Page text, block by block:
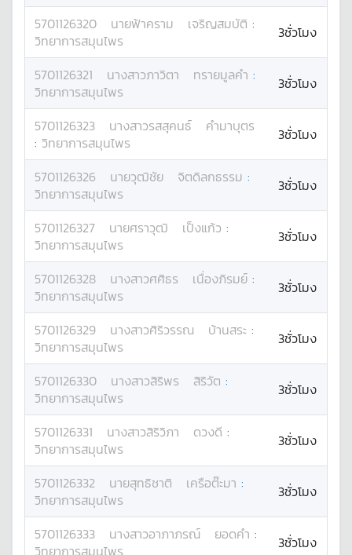
5701126320 นายฟ้าคราม เจริญสมบัติ :
วิทยาการสมุนไพร
3ชั่วโมง
5701126321 นางสาวภาวิตา ทรายมูลคำ :
วิทยาการสมุนไพร
3ชั่วโมง
5701126323 นางสาวรสสุคนธ์
คำมาบุตร
: วิทยาการสมุนไพร 3ชั่วโมง
5701126326 นายวุฒิชัย จิตดิลกธรรม :
วิทยาการสมุนไพร
3ชั่วโมง
5701126327 นายศราวุฒิ เป็งแก้ว :
วิทยาการสมุนไพร
3ชั่วโมง
5701126328 นางสาวศศิธร เนื่องภิรมย์ :
วิทยาการสมุนไพร
3ชั่วโมง
5701126329 นางสาวศิริวรรณ บ้านสระ :
วิทยาการสมุนไพร
3ชั่วโมง
5701126330 นางสาวสิริพร สิริวัต :
วิทยาการสมุนไพร
3ชั่วโมง
5701126331 นางสาวสิริวิภา ดวงดี :
วิทยาการสมุนไพร
3ชั่วโมง
5701126332 นายสุทธิชาติ เครือต๊ะมา :
วิทยาการสมุนไพร
3ชั่วโมง
5701126333 นางสาวอาภาภรณ์ ยอดคำ :
วิทยาการสมุนไพร
3ชั่วโมง